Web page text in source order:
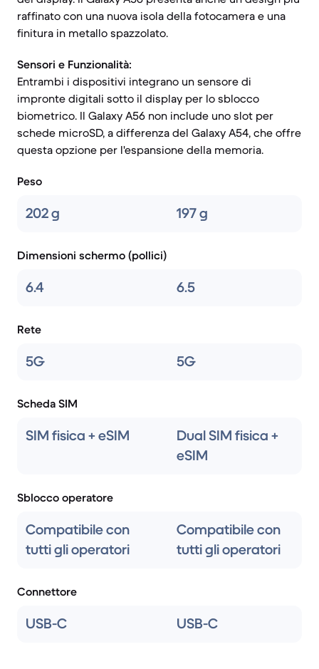
raffinato con una nuova isola della fotocamera e una
finitura in metallo spazzolato.
Sensori e Funzionalità:
Entrambi i dispositivi integrano un sensore di
impronte digitali sotto il display per lo sblocco
biometrico. Il Galaxy A56 non include uno slot per
schede microSD, a differenza del Galaxy A54, che offre
questa opzione per l'espansione della memoria.
Peso
202 g 197 g
Dimensioni schermo (pollici)
6.4 6.5
Rete
5G 5G
Scheda SIM
SIM fisica + eSIM
Dual SIM fisica +
eSIM
Sblocco operatore
Compatibile con
tutti gli operatori
Compatibile con
tutti gli operatori
Connettore
USB-C USB-C